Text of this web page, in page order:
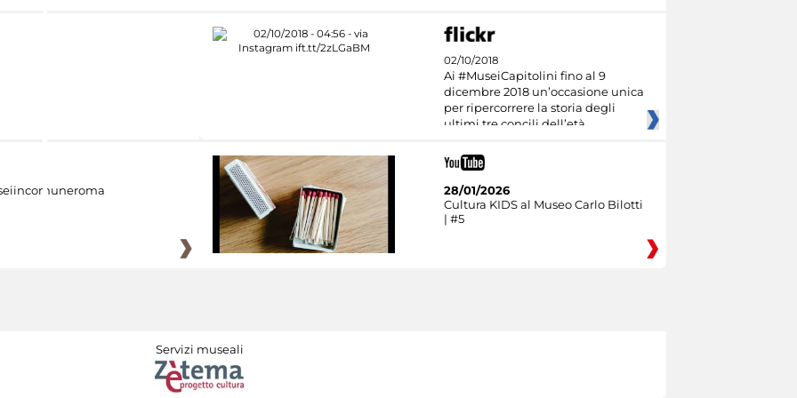
02/10/2018
Ai #MuseiCapitolini fino al 9
dicembre 2018 un’occasione unica
per ripercorrere la storia degli
ultimi tre concili dell’età
28/01/2026
Cultura KIDS al Museo Carlo Bilotti
| #5
Servizi museali